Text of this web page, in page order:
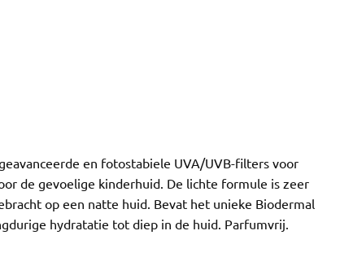
en fotostabiele UVA/UVB-filters voor
de gevoelige kinderhuid. De lichte formule is zeer
op een natte huid. Bevat het unieke Biodermal
hydratatie tot diep in de huid. Parfumvrij.